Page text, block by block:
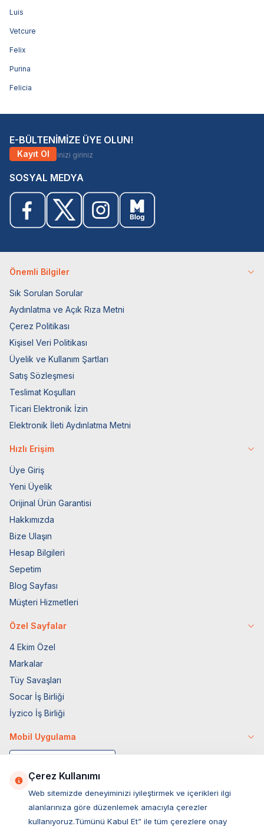
Luis
Vetcure
Felix
Purina
Felicia
E-BÜLTENİMİZE ÜYE OLUN!
Kayıt Ol
SOSYAL MEDYA
Önemli Bilgiler
Sık Sorulan Sorular
Aydınlatma ve Açık Rıza Metni
Çerez Politikası
Kişisel Veri Politikası
Üyelik ve Kullanım Şartları
Satış Sözleşmesi
Teslimat Koşulları
Ticari Elektronik İzin
Elektronik İleti Aydınlatma Metni
Hızlı Erişim
Üye Giriş
Yeni Üyelik
Orijinal Ürün Garantisi
Hakkımızda
Bize Ulaşın
Hesap Bilgileri
Sepetim
Blog Sayfası
Müşteri Hizmetleri
Özel Sayfalar
4 Ekim Özel
Markalar
Tüy Savaşları
Socar İş Birliği
İyzico İş Birliği
Mobil Uygulama
Çerez Kullanımı
Web sitemizde deneyiminizi iyileştirmek ve içerikleri ilgi
alanlarınıza göre düzenlemek amacıyla çerezler
kullanıyoruz.Tümünü Kabul Et” ile tüm çerezlere onay